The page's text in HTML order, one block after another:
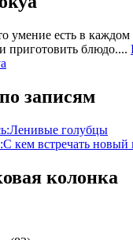
умение есть в
приготовить блюдо....
записям
Ленивые голубцы
С кем встречать новый
колонка